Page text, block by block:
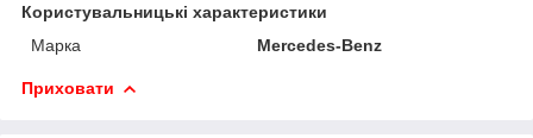
Користувальницькі характеристики
Марка
Mercedes-Benz
Приховати